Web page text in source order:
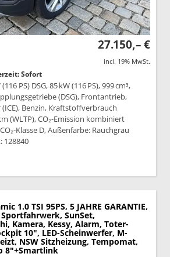
27.150,– €
incl. 19% MwSt.
Sofort
PS) DSG, 85 kW (116 PS), 999 cm³,
(DSG), Frontantrieb,
Benzin, Kraftstoffverbrauch
(WLTP), CO₂-Emission kombiniert
Klasse D, Außenfarbe: Rauchgrau
128840
Fahrzeugexposé drucken
1.0 TSI 95PS, 5 JAHRE GARANTIE,
SunSet,
Kamera, Kessy, Alarm, Toter-
10", LED-Scheinwerfer, M-
NSW Sitzheizung, Tempomat,
8"+Smartlink